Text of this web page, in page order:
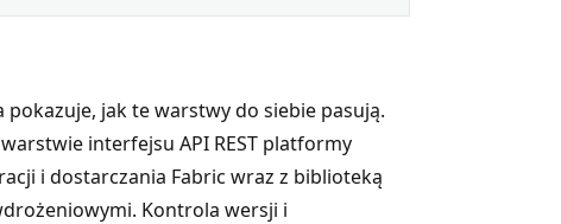
jak te warstwy do siebie pasują.
interfejsu API REST platformy
i dostarczania Fabric wraz z biblioteką
Kontrola wersji i